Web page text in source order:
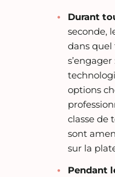
Durant
seconde,
dans quel
options
classe de
sont
sur la
Pendant